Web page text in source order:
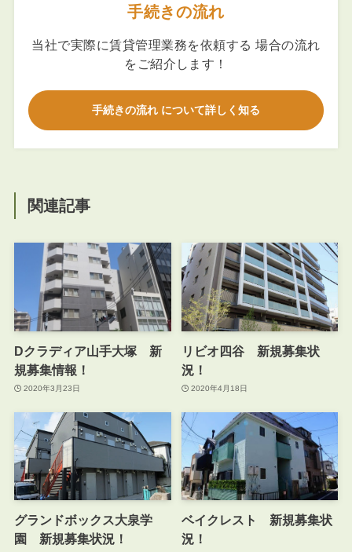
手続きの流れ
当社で実際に賃貸管理業務を依頼する 場合の流れ
をご紹介します！
手続きの流れ について詳しく知る
関連記事
Dクラディア山手大塚 新
規募集情報！
2020年3月23日
リビオ四谷 新規募集状
況！
2020年4月18日
グランドボックス大泉学
園 新規募集状況！
ベイクレスト 新規募集状
況！